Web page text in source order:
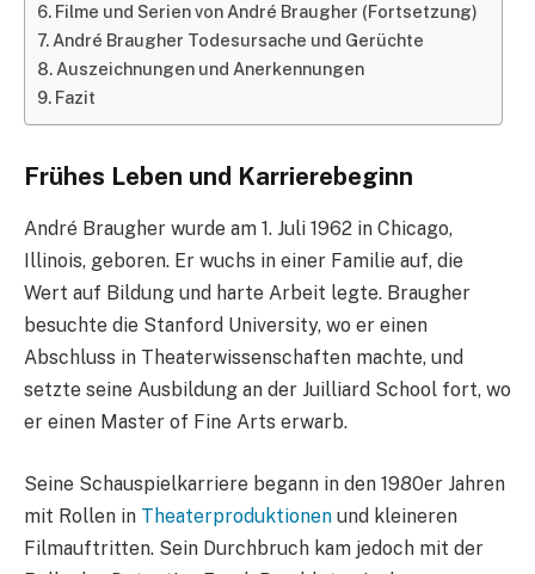
Filme und Serien von André Braugher (Fortsetzung)
André Braugher Todesursache und Gerüchte
Auszeichnungen und Anerkennungen
Fazit
Frühes Leben und Karrierebeginn
André Braugher wurde am 1. Juli 1962 in Chicago,
Illinois, geboren. Er wuchs in einer Familie auf, die
Wert auf Bildung und harte Arbeit legte. Braugher
besuchte die Stanford University, wo er einen
Abschluss in Theaterwissenschaften machte, und
setzte seine Ausbildung an der Juilliard School fort, wo
er einen Master of Fine Arts erwarb.
Seine Schauspielkarriere begann in den 1980er Jahren
mit Rollen in Theaterproduktionen und kleineren
Filmauftritten. Sein Durchbruch kam jedoch mit der